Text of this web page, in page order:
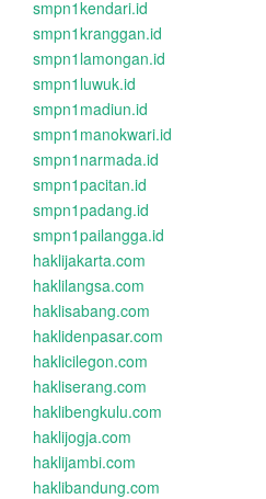
smpn1kendari.id
smpn1kranggan.id
smpn1lamongan.id
smpn1luwuk.id
smpn1madiun.id
smpn1manokwari.id
smpn1narmada.id
smpn1pacitan.id
smpn1padang.id
smpn1pailangga.id
haklijakarta.com
haklilangsa.com
haklisabang.com
haklidenpasar.com
haklicilegon.com
hakliserang.com
haklibengkulu.com
haklijogja.com
haklijambi.com
haklibandung.com